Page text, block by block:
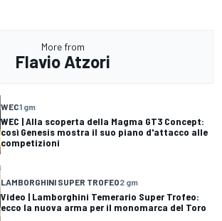
More from
Flavio Atzori
WEC1 gm
WEC | Alla scoperta della Magma GT3 Concept:
così Genesis mostra il suo piano d'attacco alle
competizioni
LAMBORGHINI SUPER TROFEO2 gm
Video | Lamborghini Temerario Super Trofeo:
ecco la nuova arma per il monomarca del Toro